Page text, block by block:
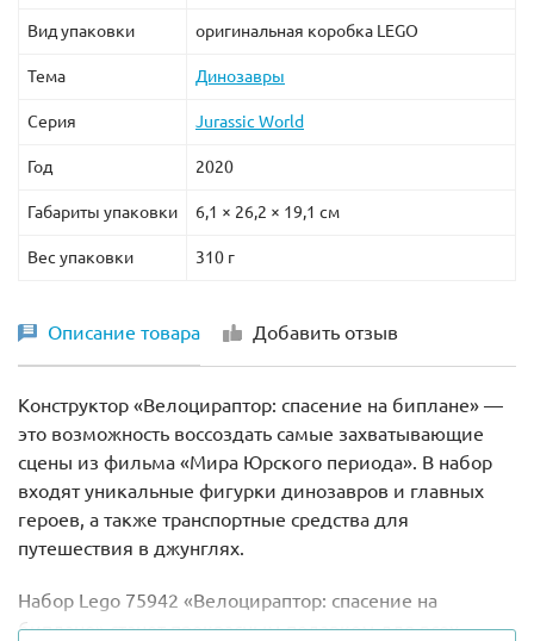
Вид упаковки оригинальная коробка LEGO
Тема Динозавры
Серия Jurassic World
Год 2020
Габариты упаковки 6,1 × 26,2 × 19,1 см
Вес упаковки 310 г
Описание товара Добавить отзыв
Конструктор «Велоцираптор: спасение на биплане» —
это возможность воссоздать самые захватывающие
сцены из фильма «Мира Юрского периода». В набор
входят уникальные фигурки динозавров и главных
героев, а также транспортные средства для
путешествия в джунглях.
Набор Lego 75942 «Велоцираптор: спасение на
биплане» станет прекрасным подарком для всех